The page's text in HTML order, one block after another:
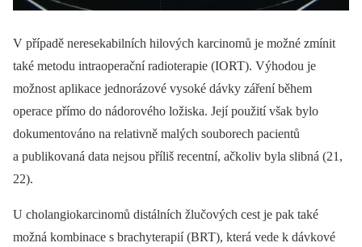
V případě neresekabilních hilových karcinomů je možné zmínit
také metodu intraoperační radioterapie (IORT). Výhodou je
možnost aplikace jednorázové vysoké dávky záření během
operace přímo do nádorového ložiska. Její použití však bylo
dokumentováno na relativně malých souborech pacientů
a publikovaná data nejsou příliš recentní, ačkoliv byla slibná (21,
22).
U cholangiokarcinomů distálních žlučových cest je pak také
možná kombinace s brachyterapií (BRT), která vede k dávkové